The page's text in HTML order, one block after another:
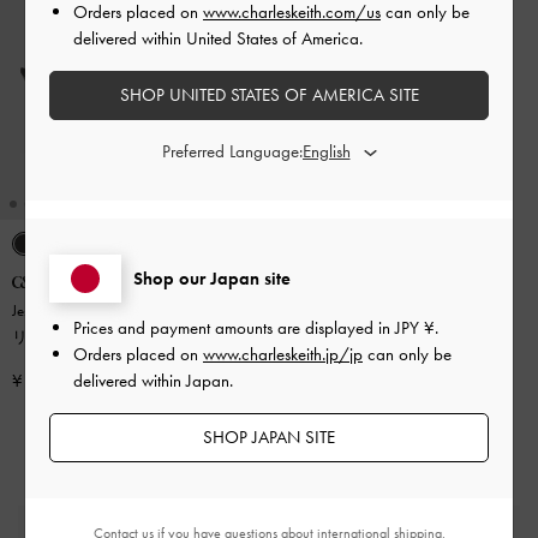
Jessy ジェッシ ポリエステルボウス
リングバックパンプス-ブラック
テクスチャー
¥ 16,900
Shop our Japan site
Prices and payment amounts are displayed inJPY ¥.
Orders placed on www.charleskeith.jp/jp can only be
delivered within Japan.
SHOP JAPAN SITE
Orders placed on www.charleskeith.com/us can only be
delivered within United States of America.
SHOP UNITED STATES OF AMERICA SITE
Preferred Language:
Contact usif you have questions about international shipping.